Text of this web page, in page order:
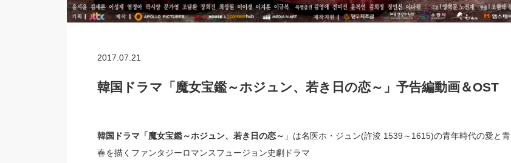
2017.07.21
韓国ドラマ「魔女宝鑑～ホジュン、若き日の恋～」予告編動画＆OST
韓国ドラマ「魔女宝鑑～ホジュン、若き日の恋～ 」は名医ホ・ジュン(許浚 1539～1615)の青年時代の愛と青
春を描くファンタジーロマンスフュージョン史劇ドラマ